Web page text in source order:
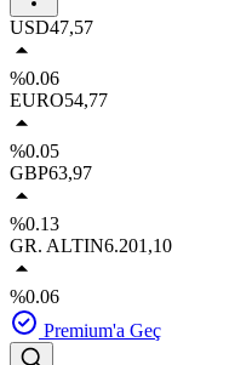
USD47,57
%0.06
EURO54,77
%0.05
GBP63,97
%0.13
GR. ALTIN6.201,10
%0.06
Premium'a Geç